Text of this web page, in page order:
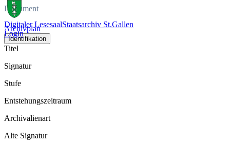
Digitaler LesesaalStaatsarchiv St.Gallen
Login
Dokument
Archivplan
Identifikation
Titel
Signatur
Stufe
Entstehungszeitraum
Archivalienart
Alte Signatur